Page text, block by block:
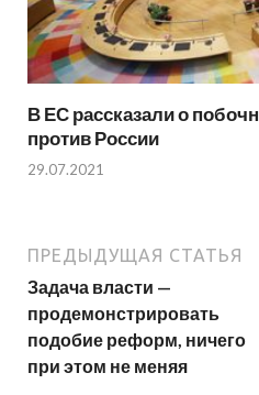
В ЕС рассказали о
против России
29.07.2021
ПРЕДЫДУЩАЯ СТАТЬЯ
Задача власти —
продемонстрировать
подобие реформ, ничего
при этом не меняя